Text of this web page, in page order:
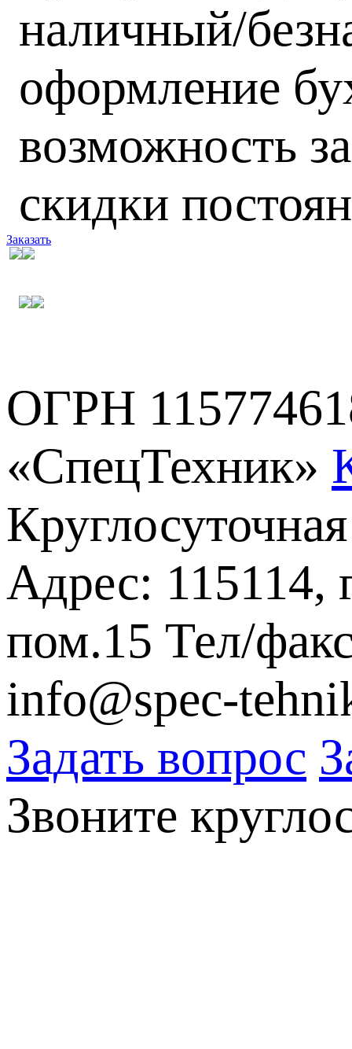
наличный/
оформление
возможность
скидки
Заказать
ОГРН
«СпецТехник»
Адрес: 115114,
пом.15 Тел/
info@spec-
Задать вопрос
Звоните